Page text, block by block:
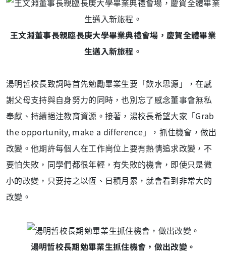
王文淵董事長親臨長庚大學畢業典禮會場，慶賀全體畢業
生邁入新旅程。
湯明哲校長致詞時首先勉勵畢業生要「飲水思源」，在感
謝父母支持與自身努力的同時，也別忘了感念董事會無私
奉獻、持續挹注教育資源。接著，湯校長希望大家「Grab
the opportunity, make a difference」，抓住機會，做出
改變。他期許每個人在工作崗位上要有熱情追求改變，不
要怕失敗，同學們都很年輕，有失敗的機會，即使只是微
小的改變，只要持之以恆、日積月累，就會看到非常大的
改變。
湯明哲校長期勉畢業生抓住機會，做出改變。